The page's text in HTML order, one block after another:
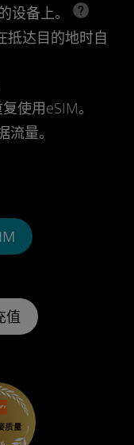
设备上。
达目的地时自
使用eSIM。
量。
值